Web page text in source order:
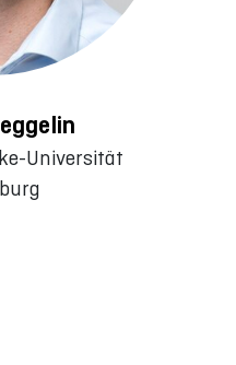
Universität